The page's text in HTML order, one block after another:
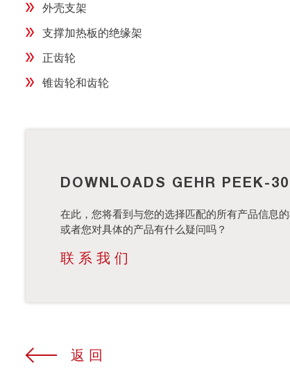
外壳支架
支撑加热板的绝缘架
正齿轮
锥齿轮和齿轮
DOWNLOADS GEHR PEEK-
在此，您将看到与您的选择匹配的所有产品信息
或者您对具体的产品有什么疑问吗？
联系我们
返回